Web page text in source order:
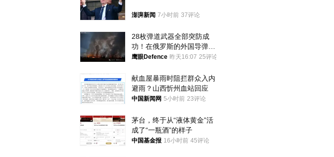
澎湃新闻 7小时前 37评论
28枚弹道武器全部突防成
功！在俄罗斯的外国导弹发
射车都是合法打击目标
鹰眼Defence 昨天16:07 25评论
献血屋暴雨时阻拦群众入内
避雨？山西忻州血站回应
中国新闻网 5小时前 23评论
茅台，终于从“液体黄金”活
成了“一瓶酒”的样子
中国基金报 16小时前 45评论